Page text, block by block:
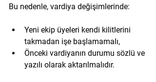
Bu nedenle, vardiya değişimlerinde:
Yeni ekip üyeleri kendi kilitlerini
takmadan işe başlamamalı,
Önceki vardiyanın durumu sözlü ve
yazılı olarak aktarılmalıdır.